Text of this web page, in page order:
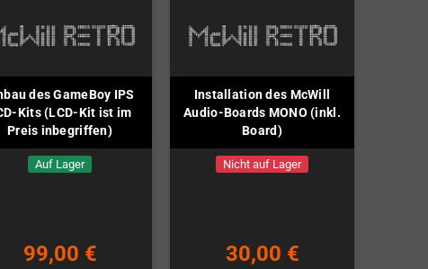
des GameBoy IPS
Kits (LCD-Kit ist im
Preis inbegriffen)
Auf Lager
99,00 €
Installation des McWill
Audio-Boards MONO (inkl.
Board)
Nicht auf Lager
30,00 €